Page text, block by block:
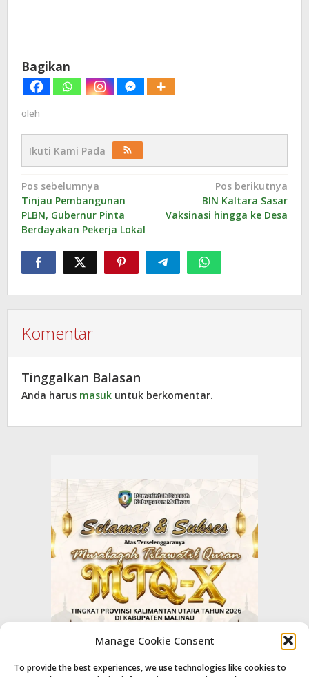
Manage Cookie Consent
To provide the best experiences, we use technologies like cookies to
Bagikan
oleh
Ikuti Kami Pada
Navigasi
pos
Pos sebelumnya
Tinjau Pembangunan
PLBN, Gubernur Pinta
Berdayakan Pekerja Lokal
Pos berikutnya
BIN Kaltara Sasar
Vaksinasi hingga ke Desa
Komentar
Tinggalkan Balasan
Anda harus masuk untuk berkomentar.